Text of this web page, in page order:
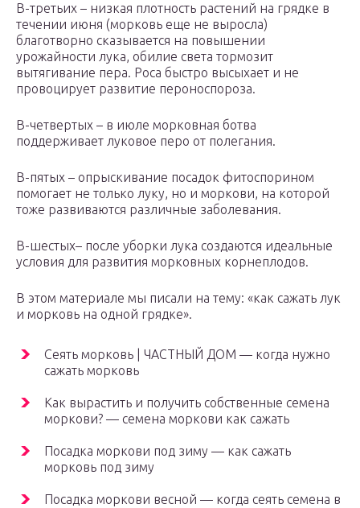
В-третьих – низкая плотность растений на грядке в
течении июня (морковь еще не выросла)
благотворно сказывается на повышении
урожайности лука, обилие света тормозит
вытягивание пера. Роса быстро высыхает и не
провоцирует развитие пероноспороза.
В-четвертых – в июле морковная ботва
поддерживает луковое перо от полегания.
В-пятых – опрыскивание посадок фитоспорином
помогает не только луку, но и моркови, на которой
тоже развиваются различные заболевания.
В-шестых– после уборки лука создаются идеальные
условия для развития морковных корнеплодов.
В этом материале мы писали на тему: «как сажать лук
и морковь на одной грядке».
Сеять морковь | ЧАСТНЫЙ ДОМ — когда нужно
сажать морковь
Как вырастить и получить собственные семена
моркови? — семена моркови как сажать
Посадка моркови под зиму — как сажать
морковь под зиму
Посадка моркови весной — когда сеять семена в